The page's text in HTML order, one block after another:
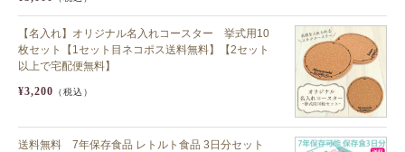
【名入れ】オリジナル名入れコースター 挙式用10
枚セット【1セット目ネコポス送料無料】【2セット
以上で宅配便無料】
¥3,200 （税込）
送料無料 7年保存食品 レトルト食品 3日分セット